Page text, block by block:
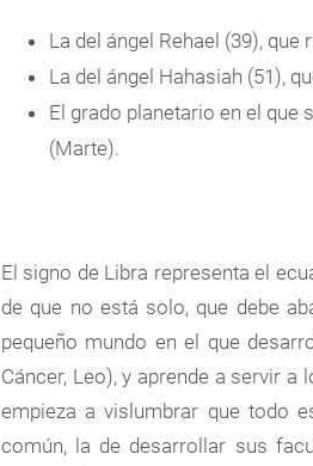
La del ángel Rehael (39),
La del ángel Hahasiah (51),
El grado planetario en el que
(Marte).
El signo de Libra representa el
de que no está solo, que debe
pequeño mundo en el que
Cáncer, Leo), y aprende a servir a
empieza a vislumbrar que todo
común, la de desarrollar sus